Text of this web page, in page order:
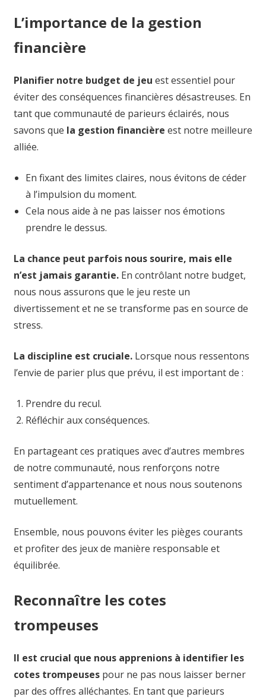
L’importance de la gestion
financière
Planifier notre budget de jeu est essentiel pour
éviter des conséquences financières désastreuses. En
tant que communauté de parieurs éclairés, nous
savons que la gestion financière est notre meilleure
alliée.
En fixant des limites claires, nous évitons de céder
à l’impulsion du moment.
Cela nous aide à ne pas laisser nos émotions
prendre le dessus.
La chance peut parfois nous sourire, mais elle
n’est jamais garantie.En contrôlant notre budget,
nous nous assurons que le jeu reste un
divertissement et ne se transforme pas en source de
stress.
La discipline est cruciale.Lorsque nous ressentons
l’envie de parier plus que prévu, il est important de :
Prendre du recul.
Réfléchir aux conséquences.
En partageant ces pratiques avec d’autres membres
de notre communauté, nous renforçons notre
sentiment d’appartenance et nous nous soutenons
mutuellement.
Ensemble, nous pouvons éviter les pièges courants
et profiter des jeux de manière responsable et
équilibrée.
Reconnaître les cotes
trompeuses
Il est crucial que nous apprenions à identifier les
cotes trompeusespour ne pas nous laisser berner
par des offres alléchantes. En tant que parieurs